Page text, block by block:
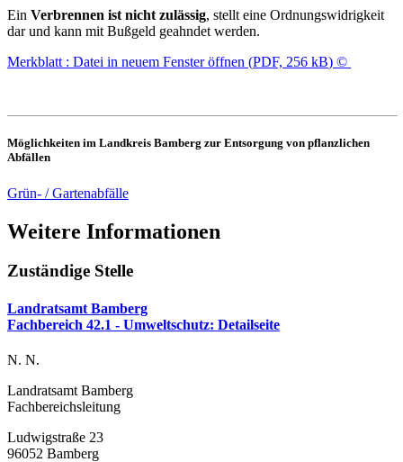
Ein Verbrennen ist nicht zulässig, stellt eine Ordnungswidrigkeit
dar und kann mit Bußgeld geahndet werden.
Merkblatt : Datei in neuem Fenster öffnen (PDF, 256 kB) ©
Möglichkeiten im Landkreis Bamberg zur Entsorgung von pflanzlichen
Abfällen
Grün- / Gartenabfälle
Weitere Informationen
Zuständige Stelle
Landratsamt Bamberg
Fachbereich 42.1 - Umweltschutz: Detailseite
N. N.
Landratsamt Bamberg
Fachbereichsleitung
Ludwigstraße 23
96052 Bamberg